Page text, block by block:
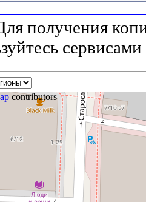
получения
сервисами
contributors